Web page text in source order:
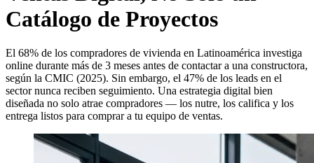
Catálogo de Proyectos
El 68% de los compradores de vivienda en Latinoamérica investiga
online durante más de 3 meses antes de contactar a una constructora,
según la CMIC (2025). Sin embargo, el 47% de los leads en el
sector nunca reciben seguimiento. Una estrategia digital bien
diseñada no solo atrae compradores — los nutre, los califica y los
entrega listos para comprar a tu equipo de ventas.